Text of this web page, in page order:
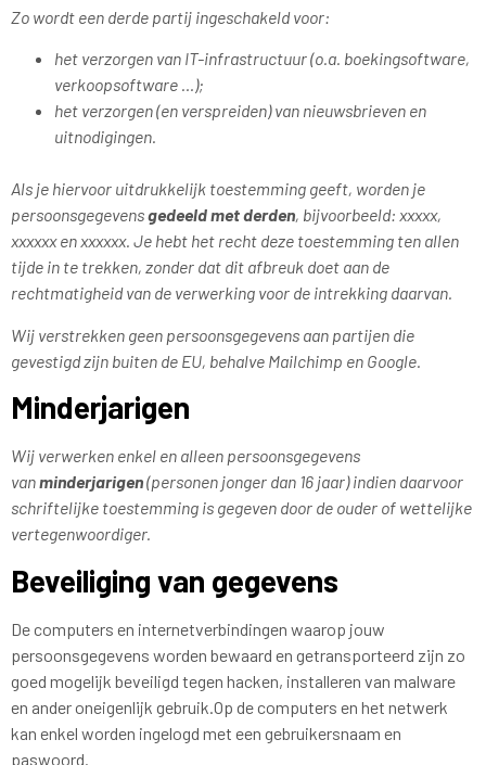
Zo wordt een derde partij ingeschakeld voor:
het verzorgen van IT-infrastructuur (o.a. boekingsoftware,
verkoopsoftware …);
het verzorgen (en verspreiden) van nieuwsbrieven en
uitnodigingen.
Als je hiervoor uitdrukkelijk toestemming geeft, worden je
persoonsgegevensgedeeld met derden, bijvoorbeeld: xxxxx,
xxxxxx en xxxxxx. Je hebt het recht deze toestemming ten allen
tijde in te trekken, zonder dat dit afbreuk doet aan de
rechtmatigheid van de verwerking voor de intrekking daarvan.
Wij verstrekken geen persoonsgegevens aan partijen die
gevestigd zijn buiten de EU, behalve Mailchimp en Google.
Minderjarigen
Wij verwerken enkel en alleen persoonsgegevens
vanminderjarigen(personen jonger dan 16 jaar) indien daarvoor
schriftelijke toestemming is gegeven door de ouder of wettelijke
vertegenwoordiger.
Beveiliging van gegevens
De computers en internetverbindingen waarop jouw
persoonsgegevens worden bewaard en getransporteerd zijn zo
goed mogelijk beveiligd tegen hacken, installeren van malware
en ander oneigenlijk gebruik.Op de computers en het netwerk
kan enkel worden ingelogd met een gebruikersnaam en
paswoord.